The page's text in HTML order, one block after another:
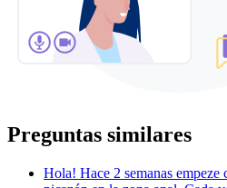
Preguntas similares
Hola! Hace 2 semanas